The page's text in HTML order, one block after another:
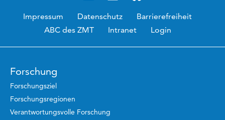
Impressum Datenschutz
Barrierefreiheit
ABC des ZMT
Intranet Login
Forschung
Forschungsziel
Forschungsregionen
Verantwortungsvolle Forschung